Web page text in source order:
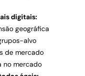
digitais:
geográfica
alvo
de mercado
no mercado